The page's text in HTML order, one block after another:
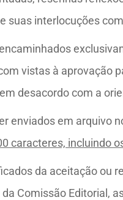
suas interlocuções
vistas à aprovação
desacordo com a
enviados em arquivo
caracteres, incluindo
da aceitação ou
Comissão Editorial,